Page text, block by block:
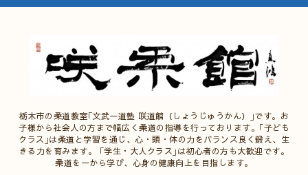
栃木市の柔道教室｢文武一道塾 咲道館（しょうじゅうかん）｣です。お
子様から社会人の方まで幅広く柔道の指導を行っております。｢子ども
クラス｣は柔道と学習を通じ、心・頭・体の力をバランス良く鍛え、生
きる力を育みます。 ｢学生・大人クラス｣は初心者の方も大歓迎です。
柔道を一から学び、心身の健康向上を目指します。